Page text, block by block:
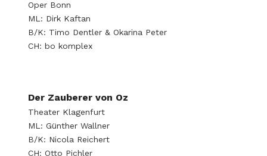
Oper Bonn
ML: Dirk Kaftan
B/K: Timo Dentler & Okarina Peter
CH: bo komplex
Der Zauberer von Oz
Theater Klagenfurt
ML: Günther Wallner
B/K: Nicola Reichert
CH: Otto Pichler